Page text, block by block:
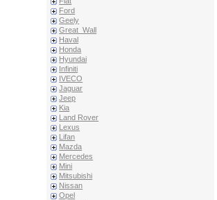
Ford
Geely
Great_Wall
Haval
Honda
Hyundai
Infiniti
IVECO
Jaguar
Jeep
Kia
Land Rover
Lexus
Lifan
Mazda
Mercedes
Mini
Mitsubishi
Nissan
Opel